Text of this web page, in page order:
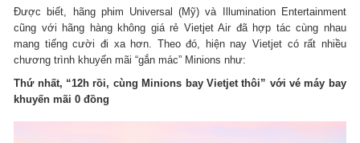
Được biết, hãng phim Universal (Mỹ) và Illumination Entertainment
cũng với hãng hàng không giá rẻ Vietjet Air đã hợp tác cùng nhau
mang tiếng cười đi xa hơn. Theo đó, hiện nay Vietjet có rất nhiều
chương trình khuyến mãi “gắn mác” Minions như:
Thứ nhất, “12h rồi, cùng Minions bay Vietjet thôi” với vé máy bay
khuyến mãi 0 đồng